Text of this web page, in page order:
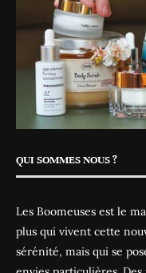
QUI SOMMES NOUS ?
Les Boomeuses est le
plus qui vivent cette
sérénité, mais qui se